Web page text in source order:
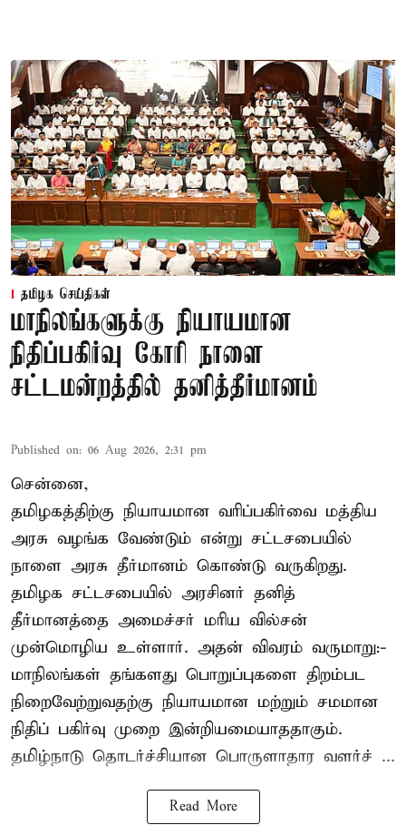
தமிழக செய்திகள்
மாநிலங்களுக்கு நியாயமான
நிதிப்பகிர்வு கோரி நாளை
சட்டமன்றத்தில் தனித்தீர்மானம்
Published on: 06 Aug 2026, 2:31 pm
சென்னை,
தமிழகத்திற்கு நியாயமான வரிப்பகிர்வை மத்திய
அரசு வழங்க வேண்டும் என்று சட்டசபையில்
நாளை அரசு தீர்மானம் கொண்டு வருகிறது.
தமிழக சட்டசபையில் அரசினர் தனித்
தீர்மானத்தை அமைச்சர் மரிய வில்சன்
முன்மொழிய உள்ளார். அதன் விவரம் வருமாறு:-
மாநிலங்கள் தங்களது பொறுப்புகளை திறம்பட
நிறைவேற்றுவதற்கு நியாயமான மற்றும் சமமான
நிதிப் பகிர்வு முறை இன்றியமையாததாகும்.
தமிழ்நாடு தொடர்ச்சியான பொருளாதார வளர்ச் ...
Read More